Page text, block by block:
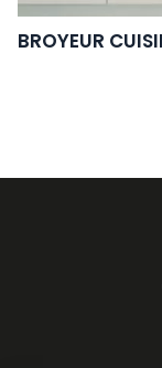
BROYEUR